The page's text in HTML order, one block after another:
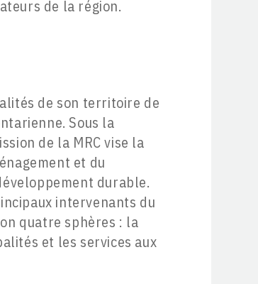
de la région.
de son territoire de
Sous la
de la MRC vise la
et du
durable.
intervenants du
quatre sphères : la
et les services aux